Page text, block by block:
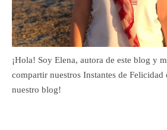
¡Hola! Soy Elena, autora de este blog y
compartir nuestros Instantes de
nuestro blog!